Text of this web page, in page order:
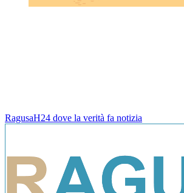
RagusaH24 dove la verità fa notizia